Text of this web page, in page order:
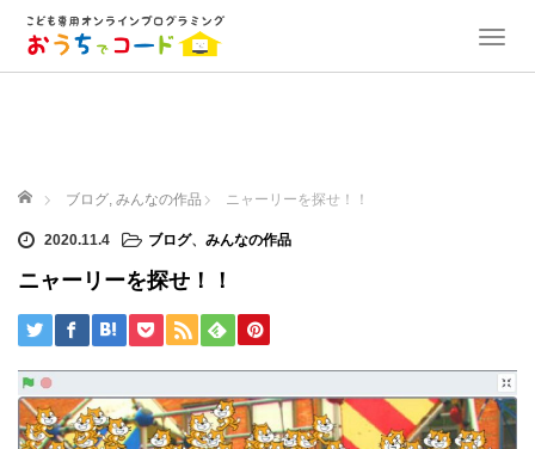
T
o
n
ホーム ブログ, みんなの作品 ニャーリーを探せ！！
2020.11.4 ブログ、 みんなの作品
ニャーリーを探せ！！